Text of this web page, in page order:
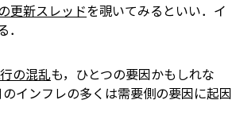
更新スレッドを覗いてみるといい．イ
の混乱も，ひとつの要因かもしれな
インフレの多くは需要側の要因に起因